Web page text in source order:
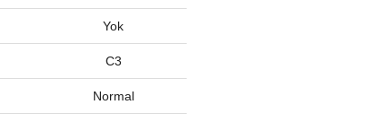
Yok
C3
Normal